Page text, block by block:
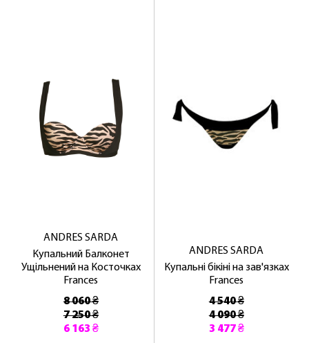
ANDRES SARDA
Купальний Балконет
Ущільнений на Косточках
Frances
8 060 ₴
7 250 ₴
6 163 ₴
ANDRES SARDA
Купальні бікіні на зав'язках
Frances
4 540 ₴
4 090 ₴
3 477 ₴